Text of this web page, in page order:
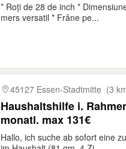
* Roți de 28 de inch *
mers versatil * Frâne pe...
45127 Essen-Stadtmitte (3
Haushaltshilfe i.
monatl. max 131€
Hallo, ich suche ab sofort eine